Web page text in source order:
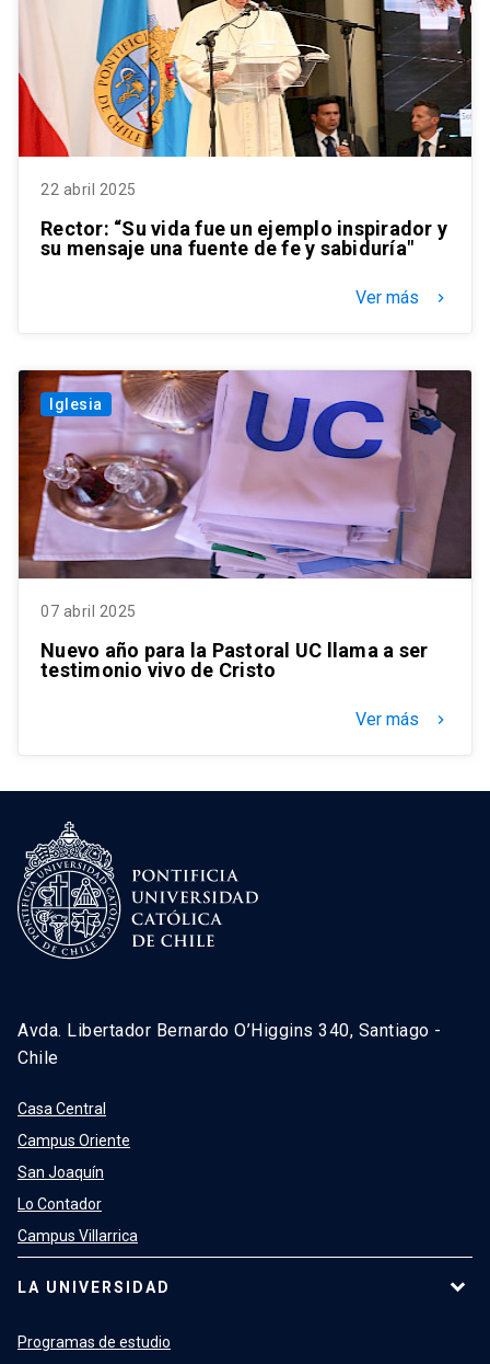
22 abril 2025
Rector: “Su vida fue un ejemplo inspirador y
su mensaje una fuente de fe y sabiduría"
Ver más keyboard_arrow_right
Iglesia
07 abril 2025
Nuevo año para la Pastoral UC llama a ser
testimonio vivo de Cristo
Ver más keyboard_arrow_right
Avda. Libertador Bernardo O’Higgins 340, Santiago -
Chile
Casa Central
Campus Oriente
San Joaquín
Lo Contador
Campus Villarrica
LA UNIVERSIDAD
Programas de estudio